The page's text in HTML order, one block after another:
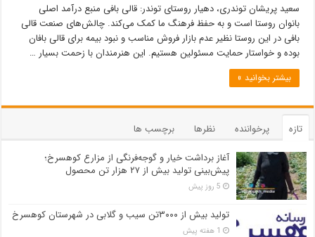
سعید پریشان توندری، دهیار روستای توندر: قالی بافی منبع درآمد اصلی
بانوان روستا است و به حفظ فرهنگ ما کمک می‌کند. چالش‌های صنعت قالی
بافی در این روستا نظیر عدم بازار فروش مناسب و نبود بیمه برای قالی بافان
بوده و خواستار حمایت مسئولین هستیم. این هنرمندان با زحمت بسیار …
بیشتر بخوانید »
تازه پرخواننده نظرها
برچسب ها
آغاز برداشت خیار و گوجه‌فرنگی از مزارع کوهسرخ؛
پیش‌بینی تولید بیش از ۲۷ هزار تن محصول
5 روز پیش
تولید بیش از ۳۰۰۰تن سیب و گلابی در شهرستان کوهسرخ
1 هفته پیش